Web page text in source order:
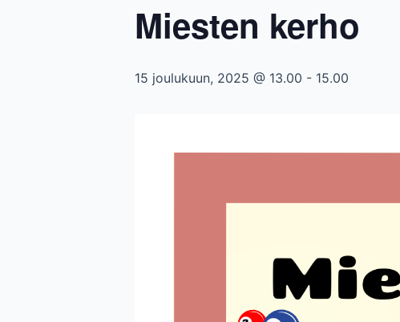
Miesten kerho
15 joulukuun, 2025 @ 13.00 - 15.00